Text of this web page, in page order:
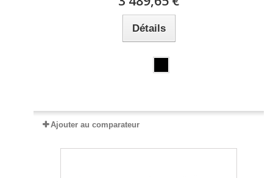
Détails
Ajouter au comparateur